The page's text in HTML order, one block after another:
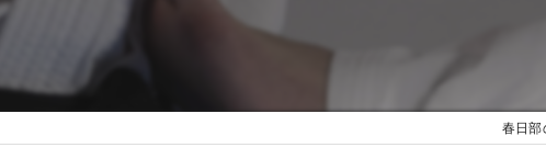
春日部